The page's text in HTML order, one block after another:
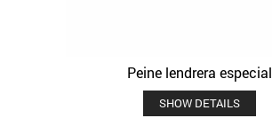
Peine lendrera especial
SHOW DETAILS